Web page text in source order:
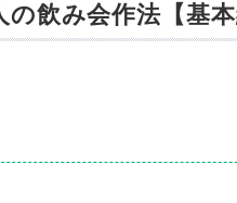
飲み会作法【基本